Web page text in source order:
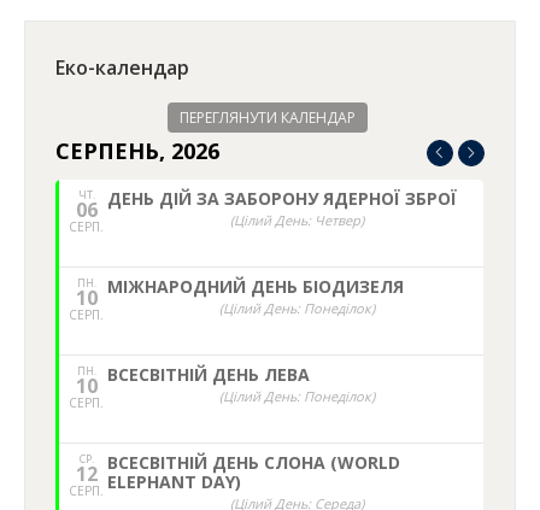
Еко-календар
ПЕРЕГЛЯНУТИ КАЛЕНДАР
СЕРПЕНЬ, 2026
ЧТ.
06
СЕРП.
ДЕНЬ ДІЙ ЗА ЗАБОРОНУ ЯДЕРНОЇ ЗБРОЇ
(Цілий День: Четвер)
ПН.
10
СЕРП.
МІЖНАРОДНИЙ ДЕНЬ БІОДИЗЕЛЯ
(Цілий День: Понеділок)
ПН.
10
СЕРП.
ВСЕСВІТНІЙ ДЕНЬ ЛЕВА
(Цілий День: Понеділок)
СР.
12
СЕРП.
ВСЕСВІТНІЙ ДЕНЬ СЛОНА (WORLD
ELEPHANT DAY)
(Цілий День: Середа)